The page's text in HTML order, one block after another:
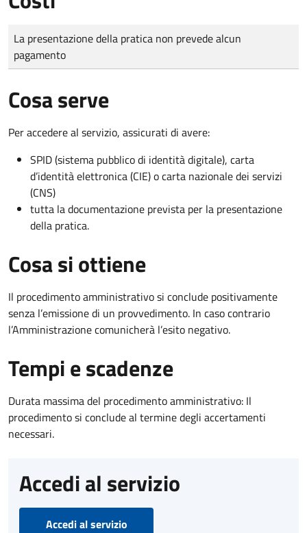
Tipo di pagamento
Importo
La presentazione della pratica non prevede alcun
pagamento
Cosa serve
Per accedere al servizio, assicurati di avere:
SPID (sistema pubblico di identità digitale), carta
d’identità elettronica (CIE) o carta nazionale dei servizi
(CNS)
tutta la documentazione prevista per la presentazione
della pratica.
Cosa si ottiene
Il procedimento amministrativo si conclude positivamente
senza l’emissione di un provvedimento. In caso contrario
l’Amministrazione comunicherà l’esito negativo.
Tempi e scadenze
Durata massima del procedimento amministrativo: Il
procedimento si conclude al termine degli accertamenti
necessari.
Accedi al servizio
Accedi al servizio